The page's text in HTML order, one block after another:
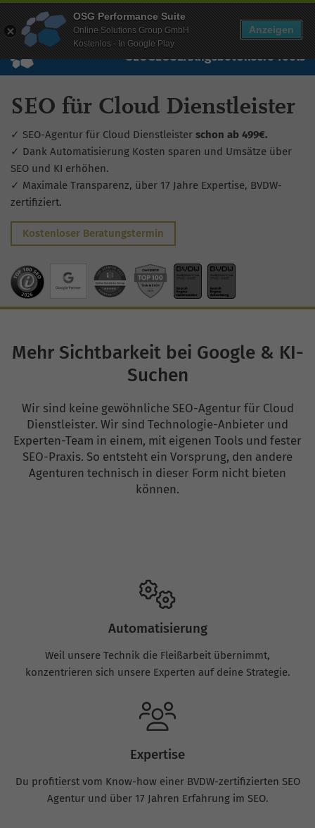
Wissen Free Checks Über uns Free Account
SEOGEOSEAAngebotUnsere Tools
SEO für Cloud Dienstleister
✓ SEO-Agentur für Cloud Dienstleister schon ab 499€.
✓ Dank Automatisierung Kosten sparen und Umsätze über
SEO und KI erhöhen.
✓ Maximale Transparenz, über 17 Jahre Expertise, BVDW-
zertifiziert.
Kostenloser Beratungstermin
Mehr Sichtbarkeit bei Google & KI-
Suchen
Wir sind keine gewöhnliche SEO-Agentur für Cloud
Dienstleister. Wir sind Technologie-Anbieter und
Experten-Team in einem, mit eigenen Tools und fester
SEO-Praxis. So entsteht ein Vorsprung, den andere
Agenturen technisch in dieser Form nicht bieten
können.
Automatisierung
Weil unsere Technik die Fleißarbeit übernimmt,
konzentrieren sich unsere Experten auf deine Strategie.
Expertise
Du profitierst vom Know-how einer BVDW-zertifizierten SEO
Agentur und über 17 Jahren Erfahrung im SEO.
OSG Performance Suite
Online Solutions Group GmbH
Kostenlos - In Google Play
Anzeigen